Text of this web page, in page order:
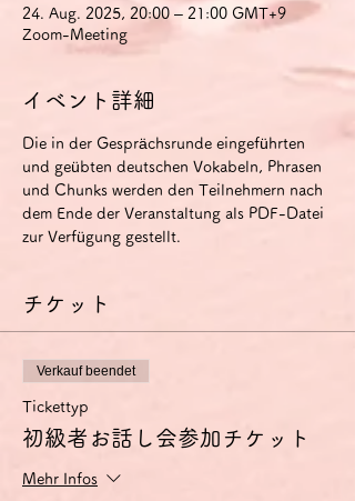
24. Aug. 2025, 20:00 – 21:00 GMT+9
Zoom-Meeting
イベント詳細
Die in der Gesprächsrunde eingeführten
und geübten deutschen Vokabeln, Phrasen
und Chunks werden den Teilnehmern nach
dem Ende der Veranstaltung als PDF-Datei
zur Verfügung gestellt.
チケット
Verkauf beendet
Tickettyp
初級者お話し会参加チケット
Mehr Infos